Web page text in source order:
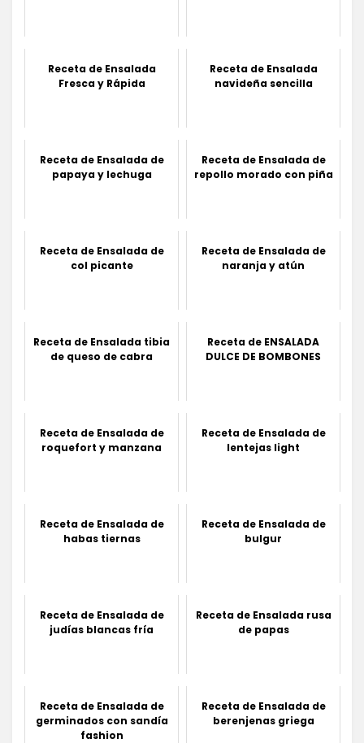
Receta de Ensalada
Fresca y Rápida
Receta de Ensalada
navideña sencilla
Receta de Ensalada de
papaya y lechuga
Receta de Ensalada de
repollo morado con piña
Receta de Ensalada de
col picante
Receta de Ensalada de
naranja y atún
Receta de Ensalada tibia
de queso de cabra
Receta de ENSALADA
DULCE DE BOMBONES
Receta de Ensalada de
roquefort y manzana
Receta de Ensalada de
lentejas light
Receta de Ensalada de
habas tiernas
Receta de Ensalada de
bulgur
Receta de Ensalada de
judías blancas fría
Receta de Ensalada rusa
de papas
Receta de Ensalada de
germinados con sandía
fashion
Receta de Ensalada de
berenjenas griega